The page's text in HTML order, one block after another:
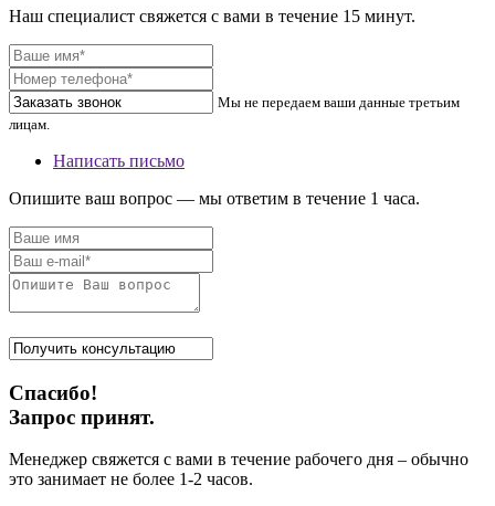
Наш специалист свяжется с вами в течение 15 минут.
Мы не передаем ваши данные третьим
лицам.
Написать письмо
Опишите ваш вопрос — мы ответим в течение 1 часа.
Спасибо!
Запрос принят.
Менеджер свяжется с вами в течение рабочего дня – обычно
это занимает не более 1-2 часов.